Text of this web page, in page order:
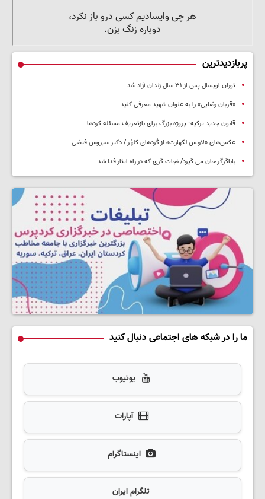
پربازدیدترین
توران اویسال پس از ۳۱ سال زندان آزاد شد
«قربان رضایی» را به عنوان شهید معرفی کنید
قانون جدید ترکیه؛ پروژه بزرگ‌ برای بازتعریف مسئله کردها
عکس‌های «لارنس لکهارت» از کُردهای کلهُر / دکتر سیروس فیضی
باباگرگر جان می گیرد/ نجات گری که در راه ایثار فدا شد
ما را در شبکه های اجتماعی دنبال کنید
یوتیوب
آپارات
اینستاگرام
تلگرام ایران